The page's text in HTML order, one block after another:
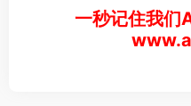
一秒记住我们